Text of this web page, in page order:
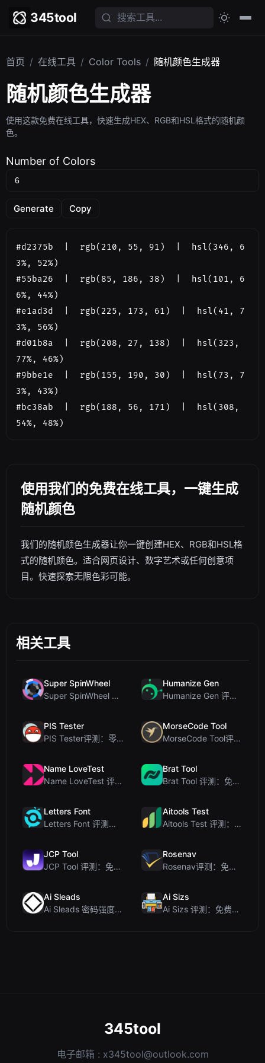
345tool
首页 / 在线工具 / Color Tools / 随机颜色生成器
随机颜色生成器
使用这款免费在线工具，快速生成HEX、RGB和HSL格式的随机颜
色。
Number of Colors
Generate Copy
#d2375b  |  rgb(210, 55, 91)  |  hsl(346, 6
3%, 52%)
#55ba26  |  rgb(85, 186, 38)  |  hsl(101, 6
6%, 44%)
#e1ad3d  |  rgb(225, 173, 61)  |  hsl(41, 7
3%, 56%)
#d01b8a  |  rgb(208, 27, 138)  |  hsl(323,
77%, 46%)
#9bbe1e  |  rgb(155, 190, 30)  |  hsl(73, 7
3%, 43%)
#bc38ab  |  rgb(188, 56, 171)  |  hsl(308,
54%, 48%)
使用我们的免费在线工具，一键生成
随机颜色
我们的随机颜色生成器让你一键创建HEX、RGB和HSL格
式的随机颜色。适合网页设计、数字艺术或任何创意项
目。快速探索无限色彩可能。
相关工具
Super SpinWheel
Super SpinWheel 评测：隐私优先的免费转盘随机选择工具
Humanize Gen
Humanize Gen 评测：深入探讨这款免费的 AI 人性化工具
PIS Tester
PIS Tester评测：零AI的友谊测试，揭露假朋友
MorseCode Tool
MorseCode Tool评测：带音频和灯光的免费在线文本转摩斯密码转换器
Name LoveTest
Name LoveTest 评测：一款优先保护隐私的爱情计算器，支持生成可分享图片
Brat Tool
Brat Tool 评测：免费在线 Charli XCX 风格 Brat 文字生成器
Letters Font
Letters Font 评测：免费 Unicode 字体生成器，适用于 Instagram 及更多...
Aitools Test
Aitools Test 评测：免费的基于浏览器的 AI 检测器、Token 计数器及成本估算器
JCP Tool
JCP Tool 评测：免费的客户端数据格式转换工具（支持 JSON、CSV、YAML、XML）
Rosenav
Rosenav评测：免费在线余弦相似度检查器与文本差异工具
Ai Sleads
Ai Sleads 密码强度检查器评测：零上传、实时熵分析
Ai Sizs
Ai Sizs 评测：免费、私密的图像相似度与模糊检测工具
345tool
电子邮箱 : x345tool@outlook.com